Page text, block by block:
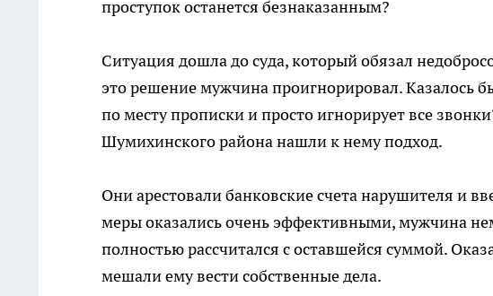
проступок останется безнаказанным?
Ситуация дошла до суда, который обязал
это решение мужчина проигнорировал. Казалось
по месту прописки и просто игнорирует все
Шумихинского района нашли к нему подход.
Они арестовали банковские счета нарушителя и
меры оказались очень эффективными, мужчина
полностью рассчитался с оставшейся суммой.
мешали ему вести собственные дела.